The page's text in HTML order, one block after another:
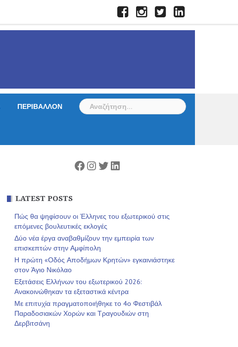
FacebookInstagramTwitterLinkedIn
ΠΕΡΙΒΑΛΛΟΝ
Αναζήτηση
για:
Facebook
Instagram
Twitter
Linkedin
LATEST POSTS
Πώς θα ψηφίσουν οι Έλληνες του εξωτερικού στις
επόμενες βουλευτικές εκλογές
Δύο νέα έργα αναβαθμίζουν την εμπειρία των
επισκεπτών στην Αμφίπολη
Η πρώτη «Οδός Αποδήμων Κρητών» εγκαινιάστηκε
στον Άγιο Νικόλαο
Εξετάσεις Ελλήνων του εξωτερικού 2026:
Ανακοινώθηκαν τα εξεταστικά κέντρα
Με επιτυχία πραγματοποιήθηκε το 4ο Φεστιβάλ
Παραδοσιακών Χορών και Τραγουδιών στη
Δερβιτσάνη